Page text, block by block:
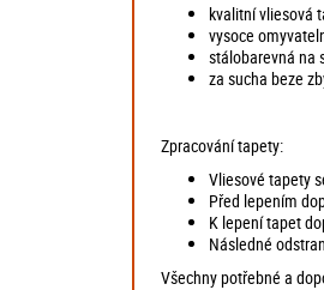
kvalitní vliesová
vysoce
stálobarevná na
za sucha beze
Zpracování tapety:
Vliesové tapety
Před lepením
K lepení tapet
Následné
Všechny potřebné a